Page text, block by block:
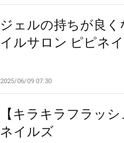
ジェルの持ちが良
イルサロン ピピネイ
2025/06/09 07:30
【キラキラフラッ
ネイルズ